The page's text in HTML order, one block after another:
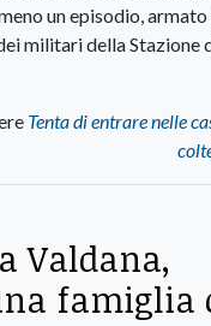
un episodio,
militari della Stazione
Tenta di entrare nelle
Valdana,
famiglia